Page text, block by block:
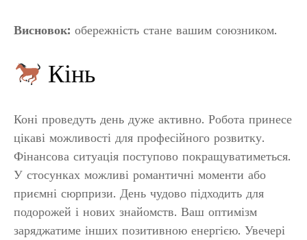
Висновок: обережність стане вашим союзником.
Кінь
Коні проведуть день дуже активно. Робота принесе
цікаві можливості для професійного розвитку.
Фінансова ситуація поступово покращуватиметься.
У стосунках можливі романтичні моменти або
приємні сюрпризи. День чудово підходить для
подорожей і нових знайомств. Ваш оптимізм
заряджатиме інших позитивною енергією. Увечері